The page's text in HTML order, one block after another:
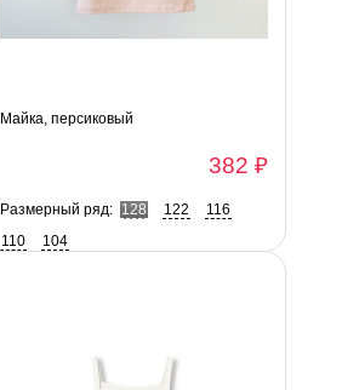
Майка, персиковый
382 ₽
Размерный ряд: 128 122
116
110
104